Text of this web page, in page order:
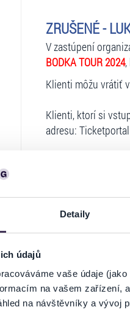
Detaily
údajů
vaše údaje
na vašem zařízení,
na návštěvníky a vývoj
ZRUŠENÉ -
V zastúpení
BODKA TOUR 2024,
Klienti môžu vrátiť
Klienti, ktorí si
adresu:
nasledujúcim
Spoločné
účet`` - ``Moje
V prípade, ak si
dokončil
aktivovať mailom,